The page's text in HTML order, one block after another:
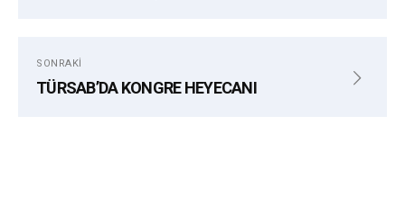
SONRAKI
TÜRSAB’DA KONGRE HEYECANI